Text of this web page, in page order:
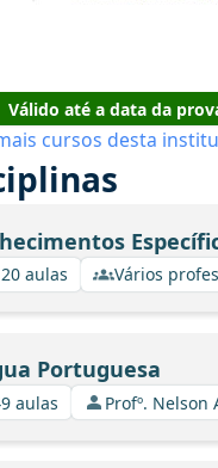
Válido até a data da
cursos desta
aulas Vários
Portuguesa
aulas Profº. Nelson